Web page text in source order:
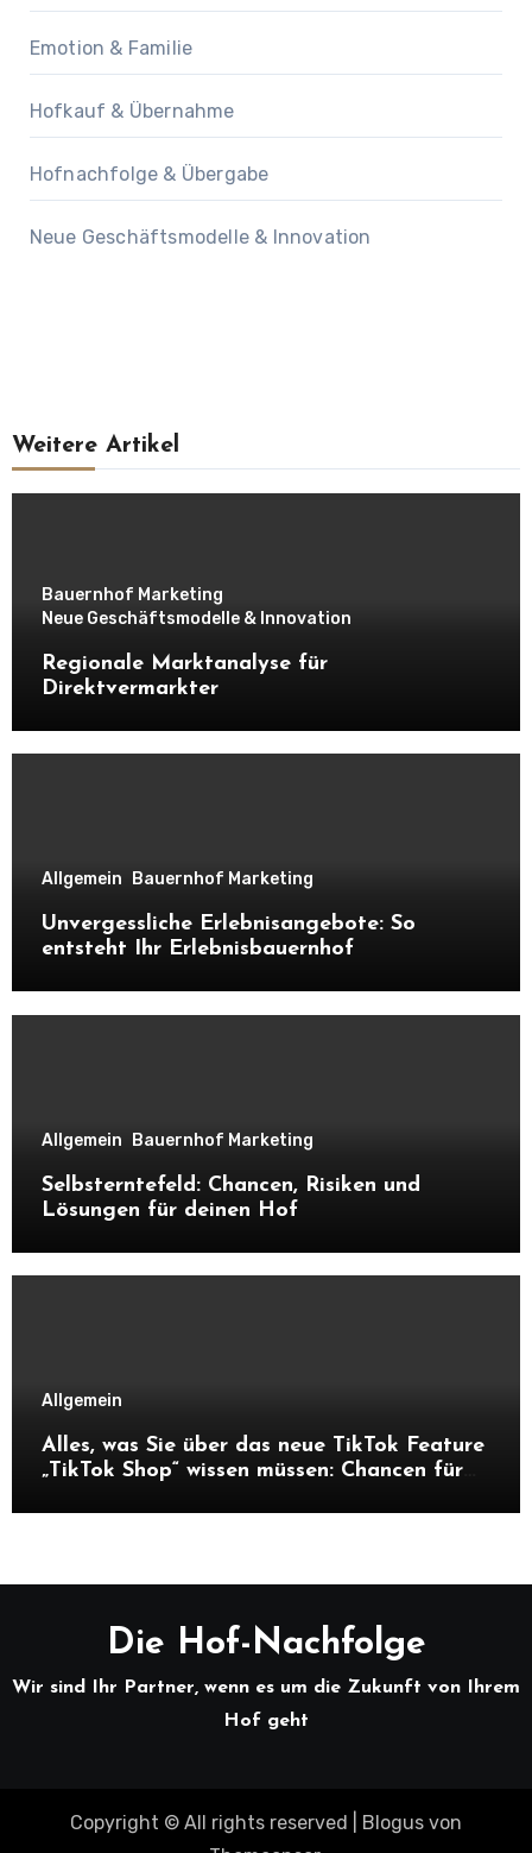
Emotion & Familie
Hofkauf & Übernahme
Hofnachfolge & Übergabe
Neue Geschäftsmodelle & Innovation
Weitere Artikel
Bauernhof Marketing
Neue Geschäftsmodelle & Innovation
Regionale Marktanalyse für
Direktvermarkter
Allgemein Bauernhof Marketing
Unvergessliche Erlebnisangebote: So
entsteht Ihr Erlebnisbauernhof
Allgemein Bauernhof Marketing
Selbsterntefeld: Chancen, Risiken und
Lösungen für deinen Hof
Allgemein
Alles, was Sie über das neue TikTok Feature
„TikTok Shop“ wissen müssen: Chancen für
Die Hof-Nachfolge
Wir sind Ihr Partner, wenn es um die Zukunft von Ihrem
Hof geht
Copyright © All rights reserved Blogus von